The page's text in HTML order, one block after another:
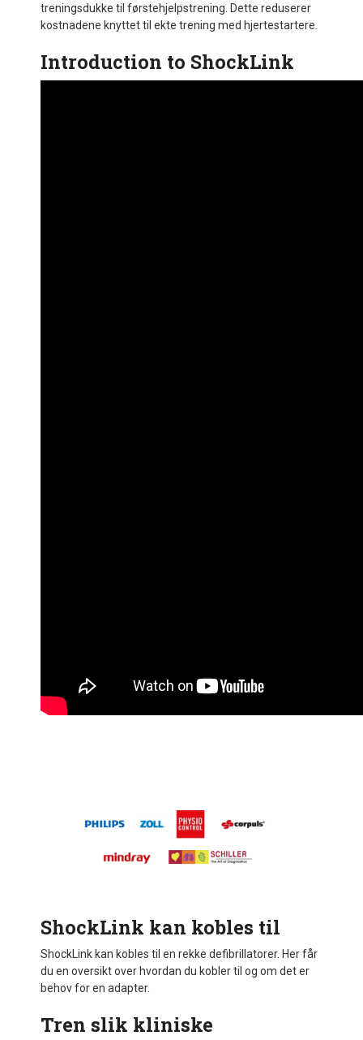
treningsdukke til førstehjelpstrening. Dette reduserer
kostnadene knyttet til ekte trening med hjertestartere.
Introduction to ShockLink
ShockLink kan kobles til
ShockLink kan kobles til en rekke defibrillatorer. Her får
du en oversikt over hvordan du kobler til og om det er
behov for en adapter.
Tren slik kliniske